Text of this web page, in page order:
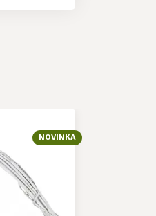
NOVINKA